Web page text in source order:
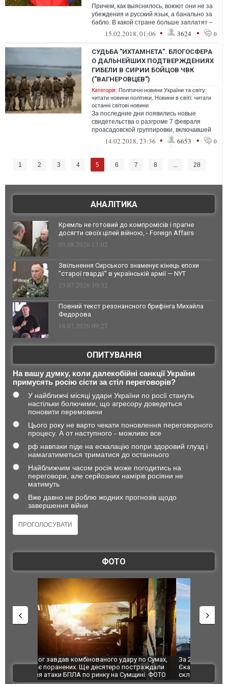
Причем, как выяснилось, воюют они не за
убеждения и русский язык, а банально за
бабло. В какой стране больше заплатят –
там и "хунта". "Гражданская во...
15.02.2018, 01:06 • 3624 • 0
СУДЬБА "ИХТАМНЕТА". БЛОГОСФЕРА
О ДАЛЬНЕЙШИХ ПОДТВЕРЖДЕНИЯХ
ГИБЕЛИ В СИРИИ БОЙЦОВ ЧВК
("ВАГНЕРОВЦЕВ")
Категорія: Політичні новини України та світу:
читати новини політики Новини в світі: читати
останні світові новини
За последние дни появились новые
свидетельства о разгроме 7 февраля
проасадовской группировки, включавшей
россиян (ЧВК — т.н. "вагнеровцы") в Сирии,
14.02.2018, 23:36 • 6653 • 0
1 2 3 4 5 6 7 8 ... 28
АНАЛІТИКА
Кремль не готовий до компромісів і прагне
досягти своїх цілей війною, - Foreign Affairs
03.08.2026 13:02
Звільнення Сирського знаменує кінець епохи
"старої гвардії" в українській армії — NYT
23.07.2026 10:32
Повний текст резонансного брифінга Михайла
Федорова
18.07.2026 09:27
ОПИТУВАННЯ
На вашу думку, коли далекобійні санкції України
примусять росію сісти за стіл переговорів?
У найближчі місяці удари України по росії стануть
настільки болючими, що агресору доведеться
поновити перемовини
Цього року не варто чекати поновлення переговорного
процесу. А от наступного - можливо все
рф навпаки піде на ескалацію попри здоровий глузд і
намагатиметься триматися до останнього
Найближчим часом росія може погодитись на
переговори, але серйозних намірів росіяни не
матимуть
Вже давно не роблю жодних прогнозів щодо
завершення війни
ФОТО
За 2000 кілометрів від кордону з Україною: в
Єкатеринбурзі після атаки дронів загорівся
склад Wildberries. ФОТО. ВІДЕО
"Мої
ВІДЕО